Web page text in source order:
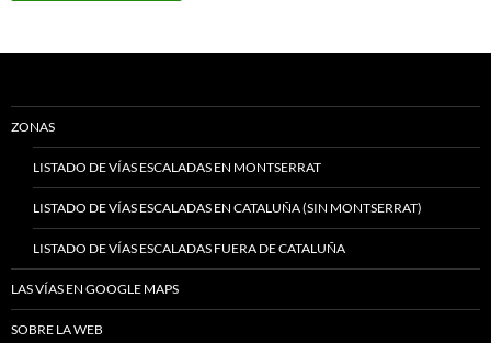
ZONAS
LISTADO DE VÍAS ESCALADAS EN MONTSERRAT
LISTADO DE VÍAS ESCALADAS EN CATALUÑA (SIN MONTSERRAT)
LISTADO DE VÍAS ESCALADAS FUERA DE CATALUÑA
LAS VÍAS EN GOOGLE MAPS
SOBRE LA WEB